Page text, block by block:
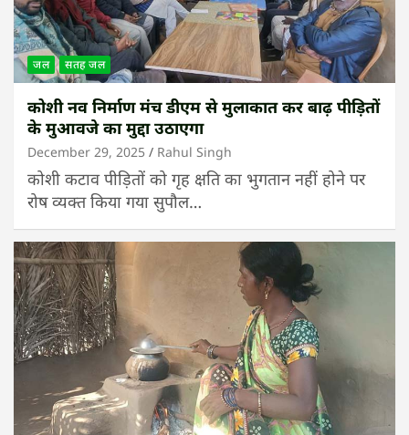
जल सतह जल
कोशी नव निर्माण मंच डीएम से मुलाकात कर बाढ़ पीड़ितों
के मुआवजे का मुद्दा उठाएगा
December 29, 2025 Rahul Singh
कोशी कटाव पीड़ितों को गृह क्षति का भुगतान नहीं होने पर
रोष व्यक्त किया गया सुपौल…